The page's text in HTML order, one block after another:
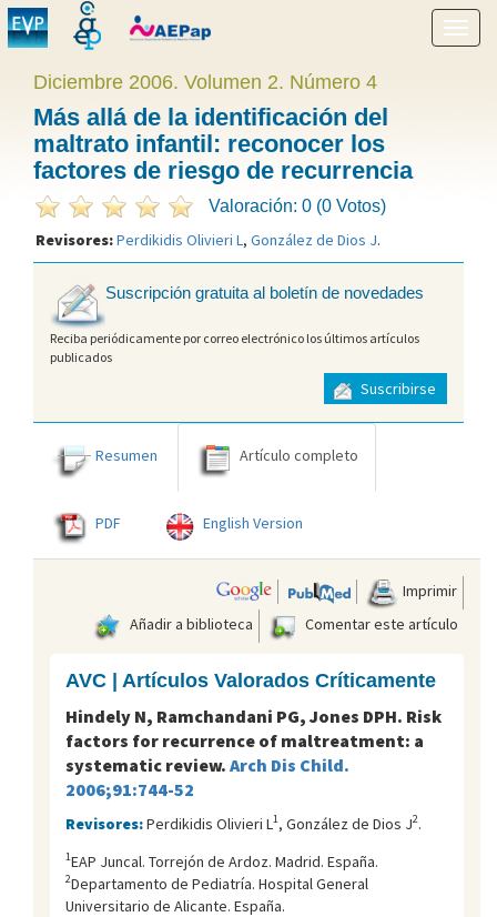
menú
Diciembre 2006. Volumen 2. Número 4
Más allá de la identificación del
maltrato infantil: reconocer los
factores de riesgo de recurrencia
Valoración: 0 (0 Votos)
Revisores:Perdikidis Olivieri L, González de Dios J.
Suscripción gratuita al boletín de novedades
Reciba periódicamente por correo electrónico los últimos artículos
publicados
Suscribirse
Resumen Artículo completo
PDF English Version
Imprimir
Añadir a biblioteca
Comentar este artículo
AVC | Artículos Valorados Críticamente
Hindely N, Ramchandani PG, Jones DPH. Risk
factors for recurrence of maltreatment: a
systematic review. Arch Dis Child.
2006;91:744-52
Revisores:Perdikidis Olivieri L 1, González de Dios J2.
1EAP Juncal. Torrejón de Ardoz. Madrid. España.
2Departamento de Pediatría. Hospital General
Universitario de Alicante. España.